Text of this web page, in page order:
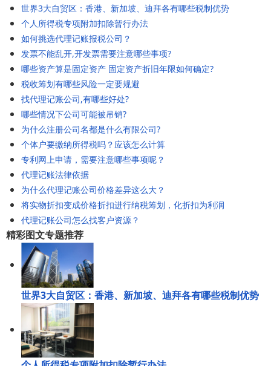
世界3大自贸区：香港、新加坡、迪拜各有哪些税制优势
个人所得税专项附加扣除暂行办法
如何挑选代理记账报税公司？
发票不能乱开,开发票需要注意哪些事项?
哪些资产算是固定资产 固定资产折旧年限如何确定?
税收筹划有哪些风险一定要规避
找代理记账公司,有哪些好处?
哪些情况下公司可能被吊销?
为什么注册公司名都是什么有限公司?
个体户要缴纳所得税吗？应该怎么计算
专利网上申请，需要注意哪些事项呢？
代理记账法律依据
为什么代理记账公司价格差异这么大？
将实物折扣变成价格折扣进行纳税筹划，化折扣为利润
代理记账公司怎么找客户资源？
精彩图文专题推荐
世界3大自贸区：香港、新加坡、迪拜各有哪些税制优势